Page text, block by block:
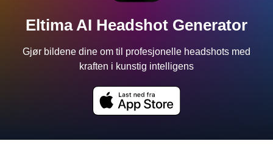
Eltima AI Headshot Generator
Gjør bildene dine om til profesjonelle headshots med
kraften i kunstig intelligens